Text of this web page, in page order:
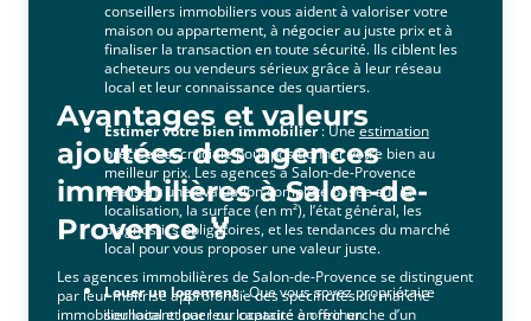
conseillers immobiliers vous aident à valoriser votre
maison ou appartement, à négocier au juste prix et à
finaliser la transaction en toute sécurité. Ils ciblent les
acheteurs ou vendeurs sérieux grâce à leur réseau
local et leur connaissance des quartiers.
Estimer votre bien immobilier: Uneestimation
précise est cruciale pour positionner votre bien au
meilleur prix. Les agences à Salon-de-Provence
réalisent une évaluation complète basée sur la
localisation, la surface (en m²), l’état général, les
diagnostics obligatoires, et les tendances du marché
local pour vous proposer une valeur juste.
Louer un logement: Que vous soyez propriétaire
souhaitant louer ou locataire en recherche d’un
Avantages et valeurs
ajoutées des agences
immobilières à Salon-de-
Provence 🏅
Les agences immobilières de Salon-de-Provence se distinguent
par leur maîtrise approfondie des spécificités du marché
immobilier local et par leur capacité à offrir un